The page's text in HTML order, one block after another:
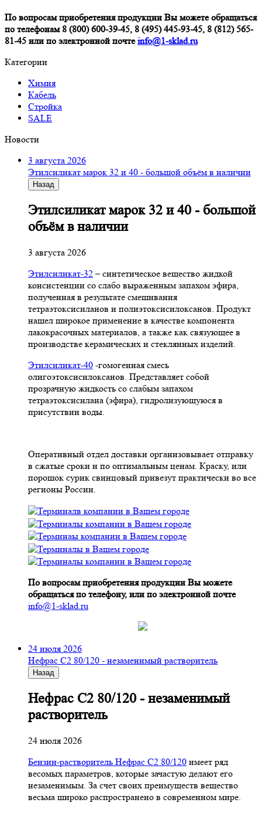
По вопросам приобретения продукции Вы можете обращаться
по телефонам 8 (800) 600-39-45, 8 (495) 445-93-45, 8 (812) 565-
81-45 или по электронной почтеinfo@1-sklad.ru
Категории
Химия
Кабель
Стройка
SALE
Новости
3 августа 2026
Этилсиликат марок 32 и 40 - большой объём в наличии
Назад
Этилсиликат марок 32 и 40 - большой
объём в наличии
3 августа 2026
Этилсиликат-32– синтетическое вещество жидкой
консистенции со слабо выраженным запахом эфира,
полученная в результате смешивания
тетpаэтоксисиланов и полиэтоксисилоксанов. Продукт
нашел широкое применение в качестве компонента
лакокрасочных материалов, а также как связующее в
производстве керамических и стеклянных изделий.
Этилсиликат-40 -гомогенная смесь
олигоэтоксисилоксанов. Представляет собой
прозрачную жидкость со слабым запахом
тетраэтоксисилана (эфира), гидролизующуюся в
присутствии воды.
Оперативный отдел доставки организовывает отправку
в сжатые сроки и по оптимальным ценам. Краску, или
порошок сурик свинцовый привезут практически во все
регионы России.
По вопросам приобретения продукции Вы можете
обращаться по телефону, или по электронной почте
info@1-sklad.ru
24 июля 2026
Нефрас С2 80/120 - незаменимый растворитель
Назад
Нефрас С2 80/120 - незаменимый
растворитель
24 июля 2026
Бензин-растворитель Нефрас С2 80/120 имеет ряд
весомых параметров, которые зачастую делают его
незаменимым. За счет своих преимуществ вещество
весьма широко распространено в современном мире.